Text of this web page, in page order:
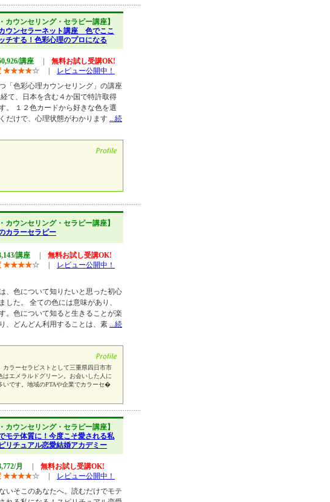
カウンセリング・セラピー講座】
ウンセラーネット講座 色でここ
チする！色彩心理のプロになる
講座
無料お試し受講OK!
★★★★☆
レビュー公開中！
「色彩心理カウンセリング」の講座
て、日本を含む４か国で特許取得
。 １２色カードから好きな色を選
だけで、心理状態がわかります ...続
カウンセリング・セラピー講座】
カラーセラピー
講座
無料お試し受講OK!
★★★★☆ レビュー公開中！
、色について知りたいと思った初心
した。 全ての色には意味があり、
。色について知ると生きることが楽
、どんどん利用することは、素 ...続
カラーセラピストとして三重県四日市市
エメラルドグリーン。お会いした人に
いです。地域のPTAや企業でカラーセ�
カウンセリング・セラピー講座】
モテ体質に！今度こそ愛される私
リチュアル恋愛結婚アカデミー
月
無料お試し受講OK!
★★★★☆
レビュー公開中！
いそこのあなたへ。読むだけでモテ